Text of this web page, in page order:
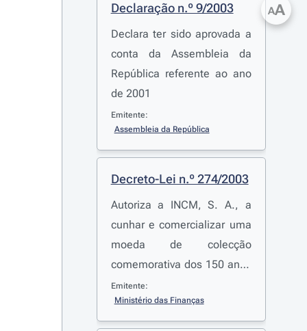
Declaração n.º 9/2003
Declara ter sido aprovada a
conta da Assembleia da
República referente ao ano
de 2001
Emitente:
Assembleia da República
Decreto-Lei n.º 274/2003
Autoriza a INCM, S. A., a
cunhar e comercializar uma
moeda de colecção
comemorativa dos 150 anos
do primeiro selo postal
português
Emitente:
Ministério das Finanças
AA